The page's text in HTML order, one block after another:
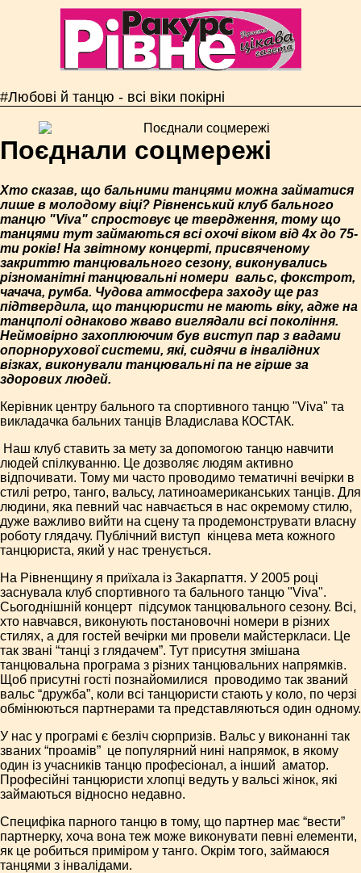
#Любові й танцю - всі віки покірні
Поєднали соцмережі
Хто сказав, що бальними танцями можна займатися
лише в молодому віці? Рівненський клуб бального
танцю "Viva" спростовує це твердження, тому що
танцями тут займаються всі охочі віком від 4­х до 75­
ти років! На звітному концерті, присвяченому
закриттю танцювального сезону, виконувались
різноманітні танцювальні номери ­ вальс, фокстрот,
ча­ча­ча, румба. Чудова атмосфера заходу ще раз
підтвердила, що танцюристи не мають віку, адже на
танцполі однаково жваво виглядали всі покоління.
Неймовірно захоплюючим був виступ пар з вадами
опорно­рухової системи, які, сидячи в інвалідних
візках, виконували танцювальні па не гірше за
здорових людей.
Керівник центру бального та спортивного танцю "Viva" та
викладачка бальних танців Владислава КОСТАК.
­ Наш клуб ставить за мету за допомогою танцю навчити
людей спілкуванню. Це дозволяє людям активно
відпочивати. Тому ми часто проводимо тематичні вечірки в
стилі ретро, танго, вальсу, латино­американських танців. Для
людини, яка певний час нав­чається в нас окремому стилю,
дуже важливо вийти на сцену та продемонструвати власну
роботу глядачу. Публічний виступ ­ кінцева мета кожного
танцюриста, який у нас тренується.
На Рівненщину я приїхала із Закарпаття. У 2005 році
заснувала клуб спортивного та бального танцю "Viva".
Сьогоднішній концерт ­ підсумок танцювального сезону. Всі,
хто навчався, виконують постановочні номери в різних
стилях, а для гостей вечірки ми провели майстер­класи. Це
так звані “танці з глядачем”. Тут присутня змішана
танцювальна програма з різних танцювальних напрямків.
Щоб присутні гості познайомилися ­ проводимо так званий
вальс “дружба”, коли всі танцюристи стають у коло, по черзі
обмінюються партнерами та представляються один одному.
У нас у програмі є безліч сюрпризів. Вальс у виконанні так
званих “проамів” ­ це популярний нині напрямок, в якому
один із учасників танцю професіонал, а інший ­ аматор.
Професійні танцюристи хлопці ведуть у вальсі жінок, які
займаються відносно недавно.
Специфіка парного танцю в тому, що партнер має “вести”
партнерку, хоча вона теж може виконувати певні елементи,
як це робиться приміром у танго. Окрім того, займаюся
танцями з інвалідами.